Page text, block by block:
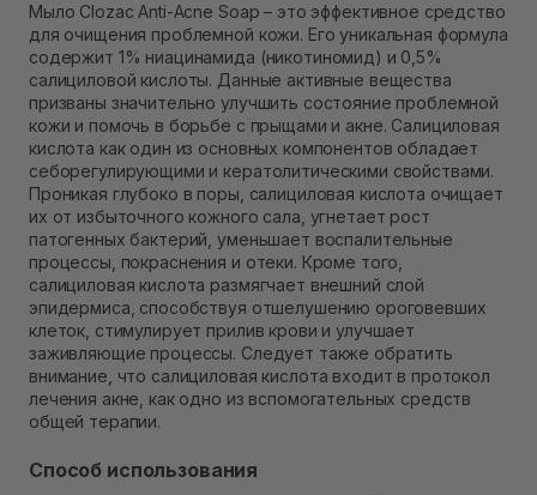
В наличии
Самовывоз г. Ровно, ул. Кулика и Гудачека 23 (ТЦ
Экватор)
Нет в наличии!
Мыло Clozac Anti-Acne Soap – это эффективное средство
для очищения проблемной кожи. Его уникальная формула
содержит 1% ниацинамида (никотиномид) и 0,5%
салициловой кислоты. Данные активные вещества
призваны значительно улучшить состояние проблемной
кожи и помочь в борьбе с прыщами и акне. Салициловая
кислота как один из основных компонентов обладает
себорегулирующими и кератолитическими свойствами.
Проникая глубоко в поры, салициловая кислота очищает
их от избыточного кожного сала, угнетает рост
патогенных бактерий, уменьшает воспалительные
процессы, покраснения и отеки. Кроме того,
салициловая кислота размягчает внешний слой
эпидермиса, способствуя отшелушению ороговевших
клеток, стимулирует прилив крови и улучшает
заживляющие процессы. Следует также обратить
внимание, что салициловая кислота входит в протокол
лечения акне, как одно из вспомогательных средств
общей терапии.
Способ использования